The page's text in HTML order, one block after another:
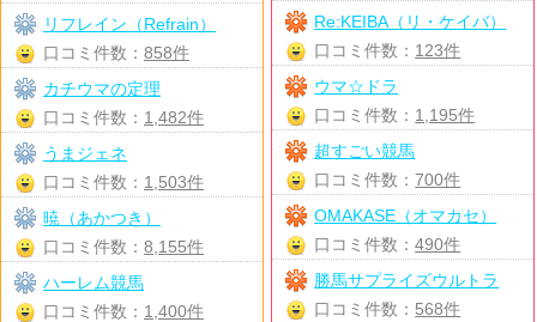
Re:KEIBA（リ・ケイバ）
口コミ件数： 123件
ウマ☆ドラ
口コミ件数： 1,195件
超すごい競馬
口コミ件数：700件
OMAKASE（オマカセ）
口コミ件数：490件
勝馬サプライズウルトラ
口コミ件数： 568件
リフレイン（Refrain）
口コミ件数： 858件
カチウマの定理
口コミ件数： 1,482件
うまジェネ
口コミ件数： 1,503件
暁（あかつき）
口コミ件数： 8,155件
ハーレム競馬
口コミ件数： 1,400件